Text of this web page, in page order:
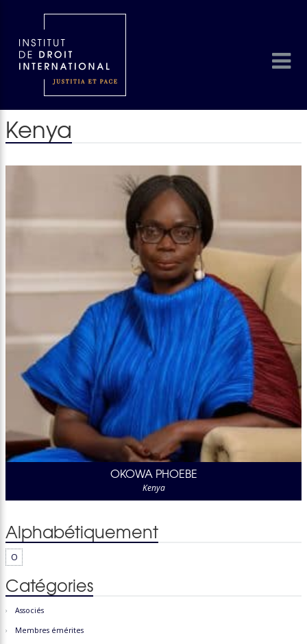
Kenya
OKOWA PHOEBE
Kenya
Alphabétiquement
O
Catégories
Associés
Membres émérites